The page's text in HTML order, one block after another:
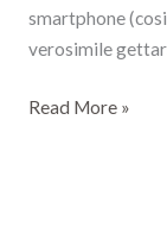
smartphone
verosimile
Read More »